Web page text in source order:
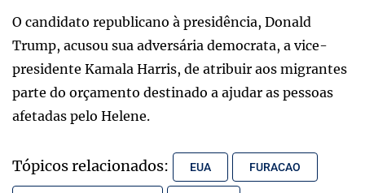
O candidato republicano à presidência, Donald
Trump, acusou sua adversária democrata, a vice-
presidente Kamala Harris, de atribuir aos migrantes
parte do orçamento destinado a ajudar as pessoas
afetadas pelo Helene.
Tópicos relacionados: EUA FURACAO